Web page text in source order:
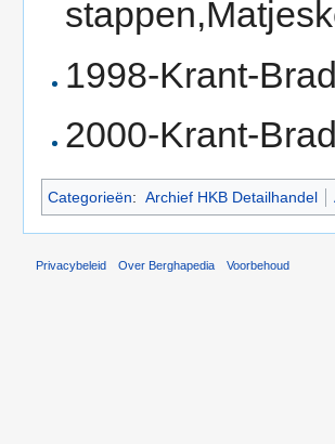
1998-Krant-
2000-Krant-
Categorieën: Archief HKB Detailhandel
Privacybeleid Over Berghapedia Voorbehoud